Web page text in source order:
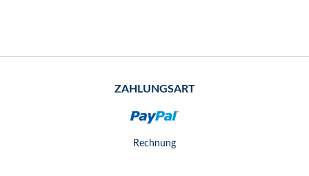
ZAHLUNGSART
Rechnung